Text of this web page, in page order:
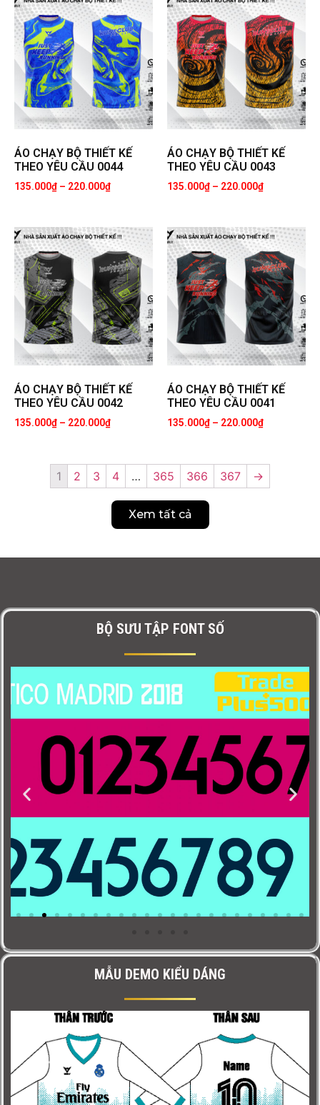
ÁO CHẠY BỘ THIẾT KẾ
THEO YÊU CẦU 0044
135.000₫ – 220.000₫
ÁO CHẠY BỘ THIẾT KẾ
THEO YÊU CẦU 0043
135.000₫ – 220.000₫
ÁO CHẠY BỘ THIẾT KẾ
THEO YÊU CẦU 0042
135.000₫ – 220.000₫
ÁO CHẠY BỘ THIẾT KẾ
THEO YÊU CẦU 0041
135.000₫ – 220.000₫
1 2 3 4 … 365 366 367 →
Xem tất cả
BỘ SƯU TẬP FONT SỐ
MẪU DEMO KIỂU DÁNG